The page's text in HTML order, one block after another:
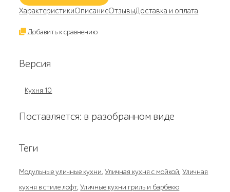
ХарактеристикиОписаниеОтзывыДоставка и оплата
Добавить к сравнению
Версия
Кухня 10
Поставляется: в разобранном виде
Теги
Модульные уличные кухни,Уличная кухня с мойкой,Уличная
кухня в стиле лофт,Уличные кухни гриль и барбекю